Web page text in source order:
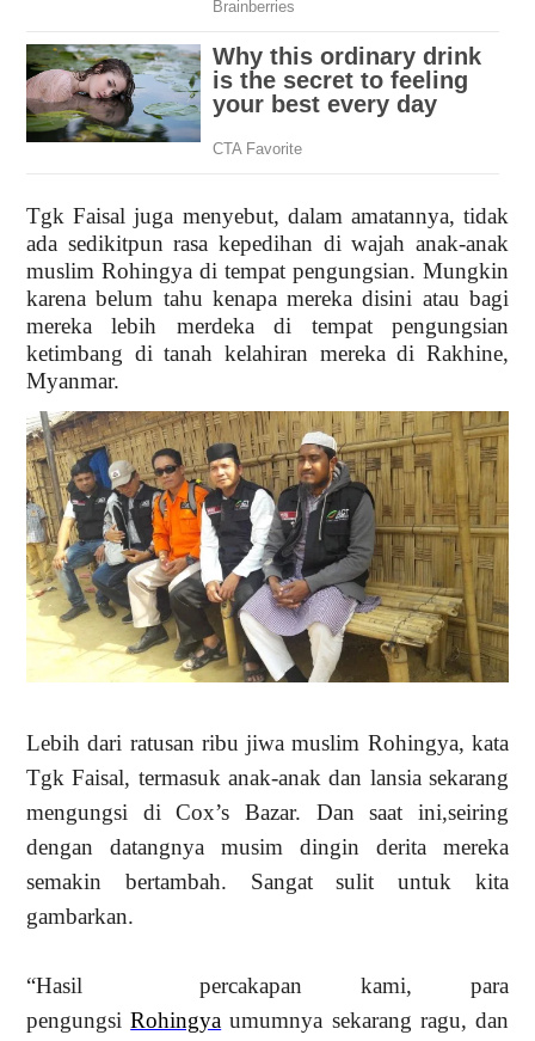
Tgk Faisal juga menyebut, dalam amatannya, tidak
ada sedikitpun rasa kepedihan di wajah anak-anak
muslim Rohingya di tempat pengungsian. Mungkin
karena belum tahu kenapa mereka disini atau bagi
mereka lebih merdeka di tempat pengungsian
ketimbang di tanah kelahiran mereka di Rakhine,
Myanmar.
Lebih dari ratusan ribu jiwa muslim Rohingya, kata
Tgk Faisal, termasuk anak-anak dan lansia sekarang
mengungsi di Cox’s Bazar.
Dan saat ini,seiring
dengan datangnya musim dingin derita mereka
semakin bertambah. Sangat sulit untuk kita
gambarkan.
“Hasil percakapan kami, para
pengungsiRohingya umumnya sekarang ragu, dan